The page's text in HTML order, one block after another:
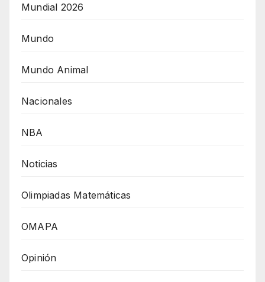
Mundial 2026
Mundo
Mundo Animal
Nacionales
NBA
Noticias
Olimpiadas Matemáticas
OMAPA
Opinión